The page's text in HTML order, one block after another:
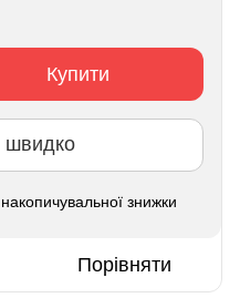
Купити
швидко
знижки
Порівняти